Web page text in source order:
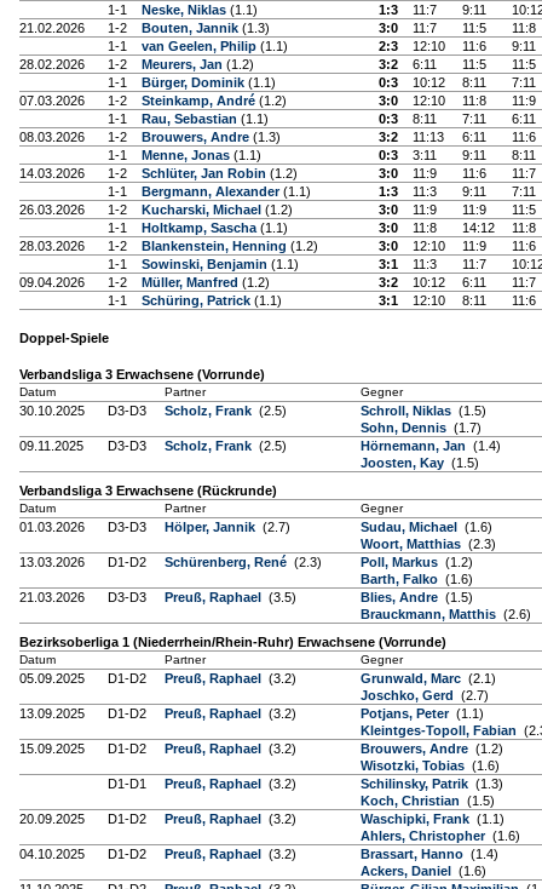
1-1
Neske, Niklas (1.1) 1:3 11:7 9:11
21.02.2026
1-2 Bouten, Jannik (1.3) 3:0 11:7 11:5
11:8
1-1
van Geelen, Philip (1.1) 2:3 12:10 11:6
9:11
28.02.2026
1-2 Meurers, Jan (1.2) 3:2 6:11 11:5
11:5
1-1
Bürger, Dominik (1.1) 0:3 10:12 8:11
7:11
07.03.2026
1-2 Steinkamp, André (1.2) 3:0 12:10 11:8
11:9
1-1
Rau, Sebastian (1.1) 0:3 8:11 7:11
6:11
08.03.2026
1-2 Brouwers, Andre (1.3) 3:2 11:13 6:11
11:6
1-1
Menne, Jonas (1.1) 0:3 3:11 9:11
8:11
14.03.2026
1-2 Schlüter, Jan Robin (1.2) 3:0 11:9 11:6
11:7
1-1
Bergmann, Alexander(1.1) 1:3 11:3 9:11
7:11
26.03.2026
1-2 Kucharski, Michael (1.2) 3:0 11:9 11:9
11:5
1-1
Holtkamp, Sascha (1.1) 3:0 11:8 14:12
11:8
28.03.2026
1-2 Blankenstein, Henning (1.2) 3:0 12:10 11:9
11:6
1-1
Sowinski, Benjamin (1.1) 3:1 11:3 11:7
09.04.2026
1-2 Müller, Manfred (1.2) 3:2 10:12 6:11
11:7
1-1
Schüring, Patrick (1.1) 3:1 12:10 8:11 11:6
Doppel-Spiele
Verbandsliga 3 Erwachsene (Vorrunde)
Datum Partner Gegner
30.10.2025 D3-D3 Scholz, Frank (2.5) Schroll, Niklas (1.5)
Sohn, Dennis (1.7)
09.11.2025
D3-D3 Scholz, Frank (2.5) Hörnemann, Jan (1.4)
Joosten, Kay (1.5)
Verbandsliga 3 Erwachsene (Rückrunde)
Datum Partner Gegner
01.03.2026 D3-D3 Hölper, Jannik (2.7) Sudau, Michael (1.6)
Woort, Matthias (2.3)
13.03.2026
D1-D2 Schürenberg, René (2.3) Poll, Markus (1.2)
Barth, Falko (1.6)
21.03.2026
D3-D3 Preuß, Raphael (3.5) Blies, Andre (1.5)
Brauckmann, Matthis (2.6)
Bezirksoberliga 1 (Niederrhein/Rhein-Ruhr) Erwachsene (Vorrunde)
Datum Partner Gegner
05.09.2025 D1-D2 Preuß, Raphael (3.2) Grunwald, Marc (2.1)
Joschko, Gerd (2.7)
13.09.2025
D1-D2 Preuß, Raphael (3.2) Potjans, Peter (1.1)
Kleintges-Topoll, Fabian
15.09.2025
D1-D2 Preuß, Raphael (3.2) Brouwers, Andre (1.2)
Wisotzki, Tobias (1.6)
D1-D1
Preuß, Raphael (3.2) Schilinsky, Patrik (1.3)
Koch, Christian (1.5)
20.09.2025
D1-D2 Preuß, Raphael (3.2) Waschipki, Frank (1.1)
Ahlers, Christopher (1.6)
04.10.2025
D1-D2 Preuß, Raphael (3.2) Brassart, Hanno (1.4)
Ackers, Daniel (1.6)